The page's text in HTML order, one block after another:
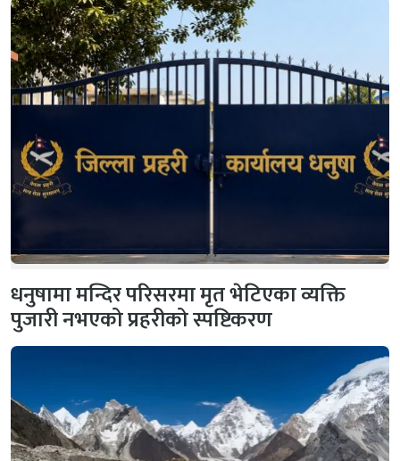
धनुषामा मन्दिर परिसरमा मृत भेटिएका व्यक्ति
पुजारी नभएको प्रहरीको स्पष्टिकरण